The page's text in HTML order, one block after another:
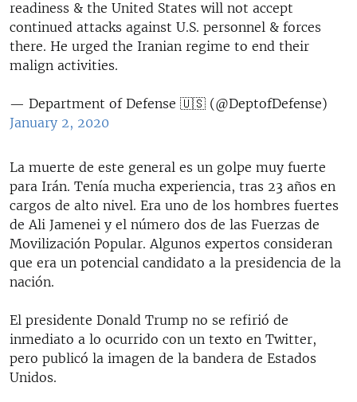
readiness & the United States will not accept
continued attacks against U.S. personnel & forces
there. He urged the Iranian regime to end their
malign activities.
— Department of Defense 🇺🇸 (@DeptofDefense)
January 2, 2020
La muerte de este general es un golpe muy fuerte
para Irán. Tenía mucha experiencia, tras 23 años en
cargos de alto nivel. Era uno de los hombres fuertes
de Ali Jamenei y el número dos de las Fuerzas de
Movilización Popular. Algunos expertos consideran
que era un potencial candidato a la presidencia de la
nación.
El presidente Donald Trump no se refirió de
inmediato a lo ocurrido con un texto en Twitter,
pero publicó la imagen de la bandera de Estados
Unidos.